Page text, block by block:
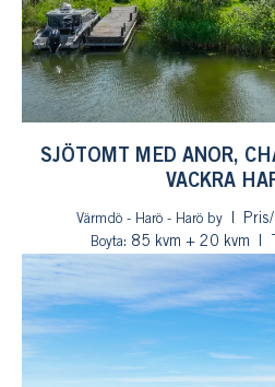
SJÖTOMT MED ANOR,
VACKRA
Värmdö - Harö - Harö by
Boyta: 85 kvm + 20 kvm